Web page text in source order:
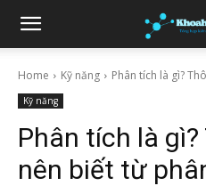
Home Kỹ năng Phân tích là gì?
Kỹ năng
Phân tích là
nên biết từ